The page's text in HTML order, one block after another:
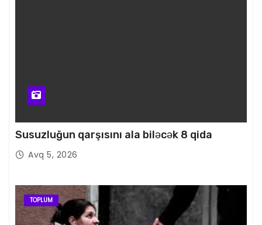
Susuzluğun qarşısını ala biləcək 8 qida
Avq 5, 2026
TOPLUM